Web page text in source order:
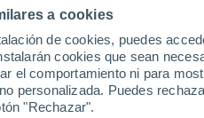
a cookies
de cookies, puedes
cookies que sean
el comportamiento ni para
personalizada. Puedes
"Rechazar".
23°
Munera
38°
22°
Ossa de
Montiel